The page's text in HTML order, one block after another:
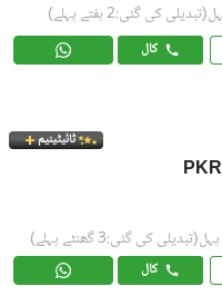
(تبدیلی کی گئی:2 ہفتے پہلے)
کال
ٹائیٹینیم
PKR
(تبدیلی کی گئی:3 گھنٹے پہلے)
کال